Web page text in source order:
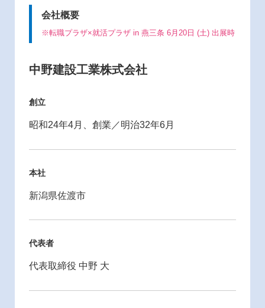
会社概要
※転職プラザ×就活プラザ in 燕三条 6月20日 (土) 出展時
中野建設工業株式会社
創立
昭和24年4月、創業／明治32年6月
本社
新潟県佐渡市
代表者
代表取締役 中野 大